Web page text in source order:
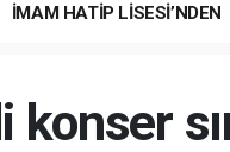
İMAM HATİP LİSESİ’NDEN
konser